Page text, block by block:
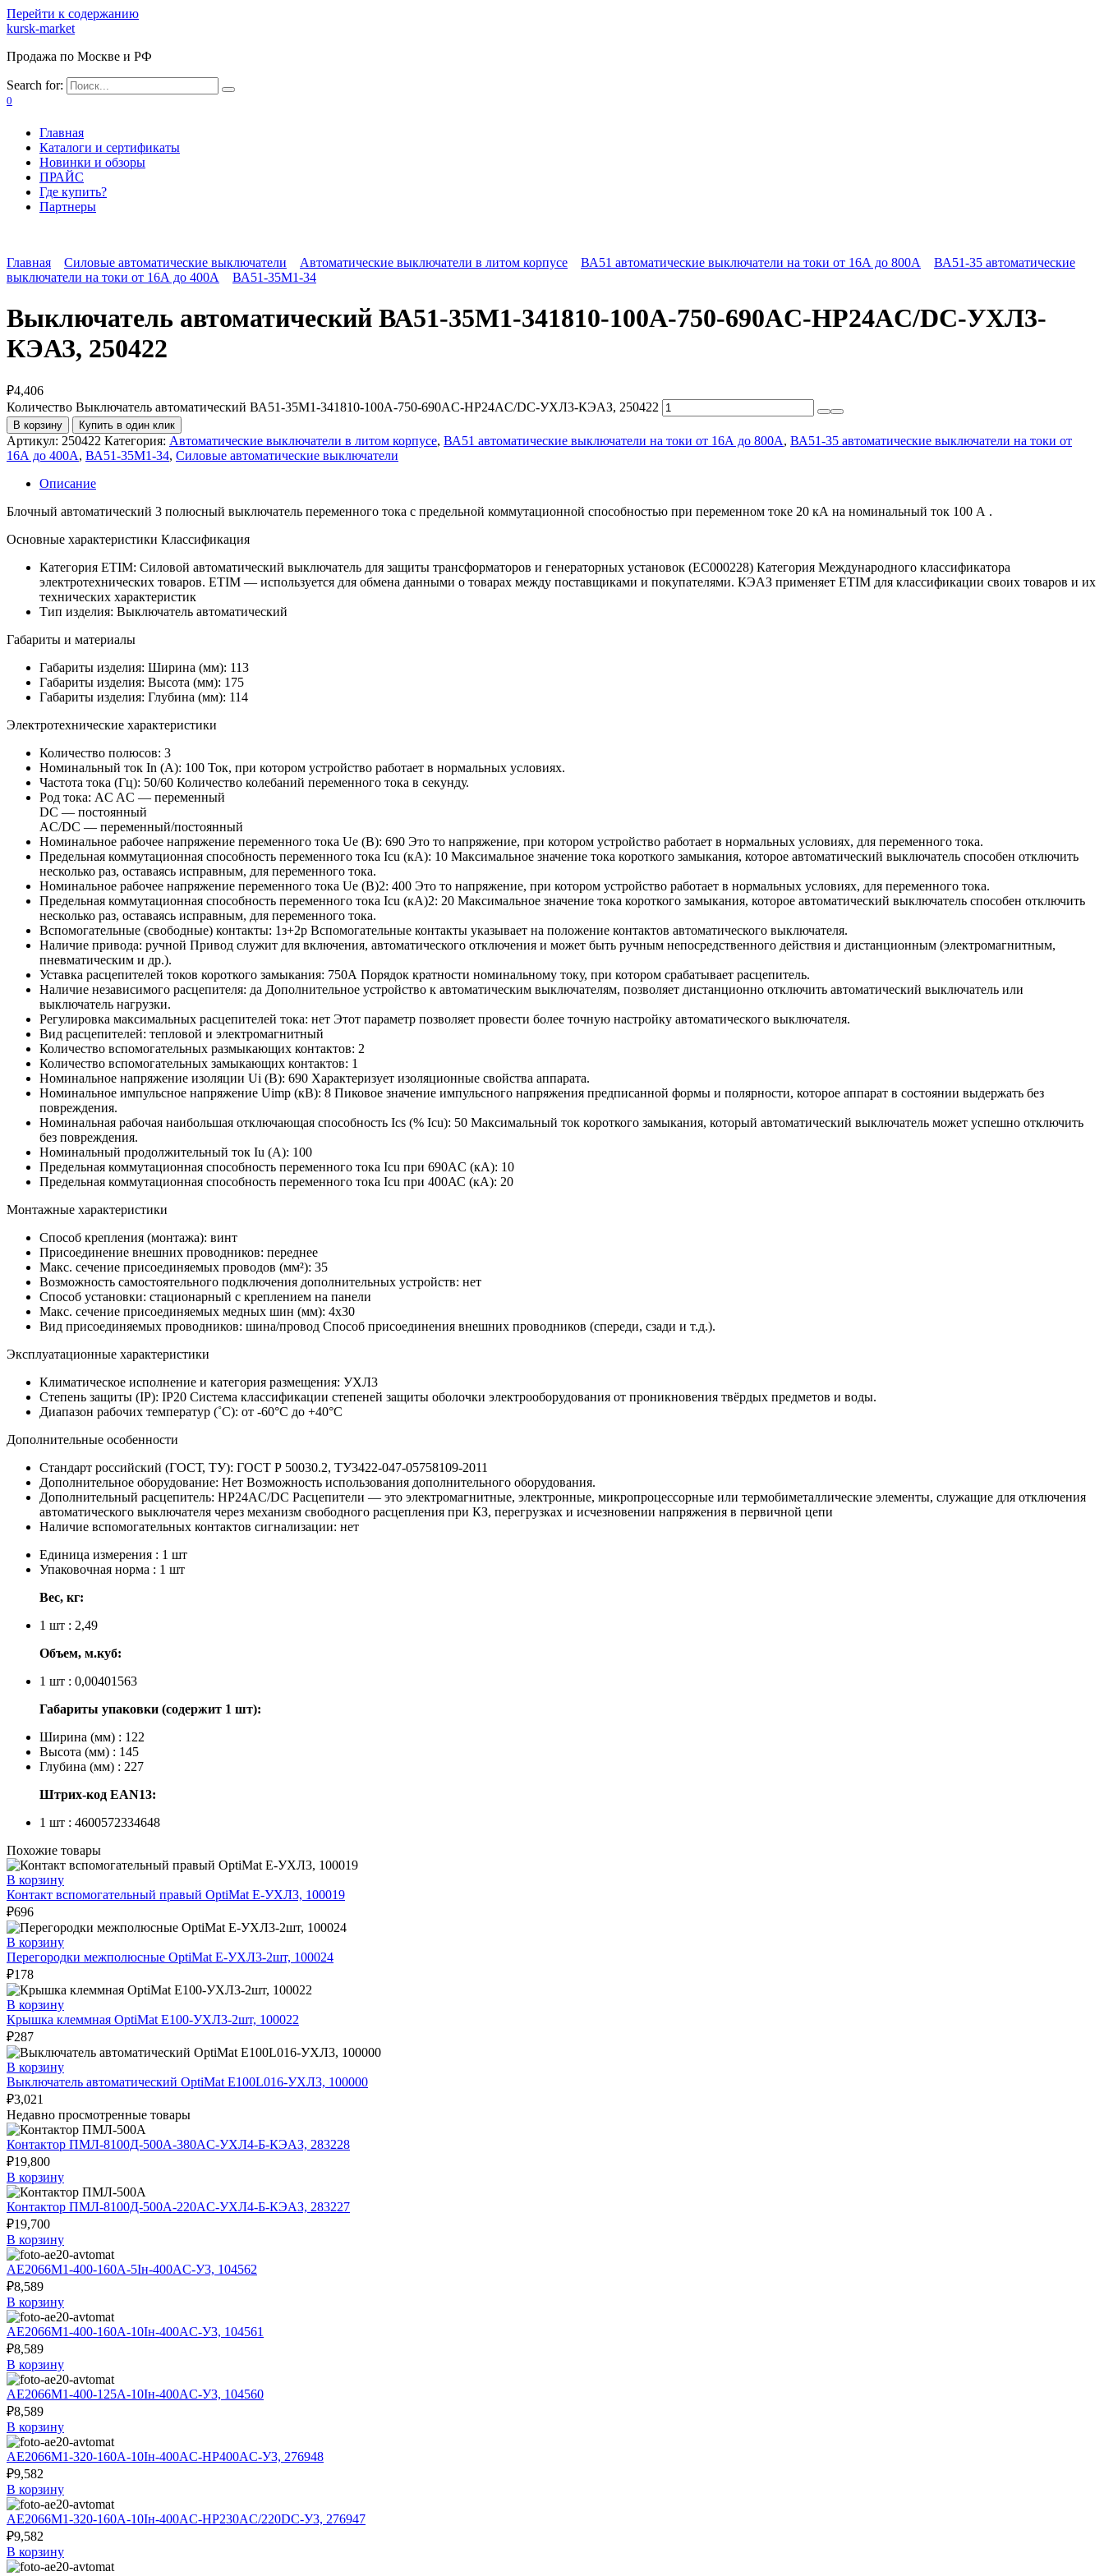
Перейти к содержанию
kursk-market
Продажа по Москве и РФ
Search for:
0
Главная
Каталоги и сертификаты
Новинки и обзоры
ПРАЙС
Где купить?
Партнеры
Главная Силовые автоматические выключатели Автоматические выключатели в литом корпусе ВА51 автоматические выключатели на токи от 16А до 800А
ВА51-35 автоматические
выключатели на токи от 16А до 400А
ВА51-35М1-34
Выключатель автоматический ВА51-35М1-341810-100А-750-690AC-НР24AC/DC-УХЛ3-
КЭАЗ, 250422
₽4,406
Количество Выключатель автоматический ВА51-35М1-341810-100А-750-690AC-НР24AC/DC-УХЛ3-КЭАЗ, 250422
В корзину Купить в один клик
Артикул: 250422 Категория: Автоматические выключатели в литом корпусе, ВА51 автоматические выключатели на токи от 16А до 800А, ВА51-35 автоматические выключатели на токи от
16А до 400А, ВА51-35М1-34, Силовые автоматические выключатели
Описание
Блочный автоматический 3 полюсный выключатель переменного тока с предельной коммутационной способностью при переменном токе 20 кА на номинальный ток 100 А .
Основные характеристики Классификация
Категория ETIM: Силовой автоматический выключатель для защиты трансформаторов и генераторных установок (EC000228) Категория Международного классификатора
электротехнических товаров. ETIM — используется для обмена данными о товарах между поставщиками и покупателями. КЭАЗ применяет ETIM для классификации своих товаров и их
технических характеристик
Тип изделия: Выключатель автоматический
Габариты и материалы
Габариты изделия: Ширина (мм): 113
Габариты изделия: Высота (мм): 175
Габариты изделия: Глубина (мм): 114
Электротехнические характеристики
Количество полюсов: 3
Номинальный ток In (А): 100 Ток, при котором устройство работает в нормальных условиях.
Частота тока (Гц): 50/60 Количество колебаний переменного тока в секунду.
Род тока: AC AC — переменный
DC — постоянный
AC/DC — переменный/постоянный
Номинальное рабочее напряжение переменного тока Ue (В): 690 Это то напряжение, при котором устройство работает в нормальных условиях, для переменного тока.
Предельная коммутационная способность переменного тока Icu (кА): 10 Максимальное значение тока короткого замыкания, которое автоматический выключатель способен отключить
несколько раз, оставаясь исправным, для переменного тока.
Номинальное рабочее напряжение переменного тока Ue (В)2: 400 Это то напряжение, при котором устройство работает в нормальных условиях, для переменного тока.
Предельная коммутационная способность переменного тока Icu (кА)2: 20 Максимальное значение тока короткого замыкания, которое автоматический выключатель способен отключить
несколько раз, оставаясь исправным, для переменного тока.
Вспомогательные (свободные) контакты: 1з+2р Вспомогательные контакты указывает на положение контактов автоматического выключателя.
Наличие привода: ручной Привод служит для включения, автоматического отключения и может быть ручным непосредственного действия и дистанционным (электромагнитным,
пневматическим и др.).
Уставка расцепителей токов короткого замыкания: 750А Порядок кратности номинальному току, при котором срабатывает расцепитель.
Наличие независимого расцепителя: да Дополнительное устройство к автоматическим выключателям, позволяет дистанционно отключить автоматический выключатель или
выключатель нагрузки.
Регулировка максимальных расцепителей тока: нет Этот параметр позволяет провести более точную настройку автоматического выключателя.
Вид расцепителей: тепловой и электромагнитный
Количество вспомогательных размыкающих контактов: 2
Количество вспомогательных замыкающих контактов: 1
Номинальное напряжение изоляции Ui (В): 690 Характеризует изоляционные свойства аппарата.
Номинальное импульсное напряжение Uimp (кВ): 8 Пиковое значение импульсного напряжения предписанной формы и полярности, которое аппарат в состоянии выдержать без
повреждения.
Номинальная рабочая наибольшая отключающая способность Ics (% Icu): 50 Максимальный ток короткого замыкания, который автоматический выключатель может успешно отключить
без повреждения.
Номинальный продолжительный ток Iu (А): 100
Предельная коммутационная способность переменного тока Icu при 690AC (кА): 10
Предельная коммутационная способность переменного тока Icu при 400АС (кА): 20
Монтажные характеристики
Способ крепления (монтажа): винт
Присоединение внешних проводников: переднее
Макс. сечение присоединяемых проводов (мм²): 35
Возможность самостоятельного подключения дополнительных устройств: нет
Способ установки: стационарный с креплением на панели
Макс. сечение присоединяемых медных шин (мм): 4х30
Вид присоединяемых проводников: шина/провод Способ присоединения внешних проводников (спереди, сзади и т.д.).
Эксплуатационные характеристики
Климатическое исполнение и категория размещения: УХЛ3
Степень защиты (IP): IP20 Система классификации степеней защиты оболочки электрооборудования от проникновения твёрдых предметов и воды.
Диапазон рабочих температур (˚С): от -60°С до +40°С
Дополнительные особенности
Стандарт российский (ГОСТ, ТУ): ГОСТ Р 50030.2, ТУ3422-047-05758109-2011
Дополнительное оборудование: Нет Возможность использования дополнительного оборудования.
Дополнительный расцепитель: НР24AC/DC Расцепители — это электромагнитные, электронные, микропроцессорные или термобиметаллические элементы, служащие для отключения
автоматического выключателя через механизм свободного расцепления при КЗ, перегрузках и исчезновении напряжения в первичной цепи
Наличие вспомогательных контактов сигнализации: нет
Единица измерения : 1 шт
Упаковочная норма : 1 шт
Вес, кг:
1 шт : 2,49
Объем, м.куб:
1 шт : 0,00401563
Габариты упаковки (содержит 1 шт):
Ширина (мм) : 122
Высота (мм) : 145
Глубина (мм) : 227
Штрих-код EAN13:
1 шт : 4600572334648
Похожие товары
В корзину
Контакт вспомогательный правый OptiMat E-УХЛ3, 100019
₽696
В корзину
Перегородки межполюсные OptiMat E-УХЛ3-2шт, 100024
₽178
В корзину
Крышка клеммная OptiMat E100-УХЛ3-2шт, 100022
₽287
В корзину
Выключатель автоматический OptiMat E100L016-УХЛ3, 100000
₽3,021
Недавно просмотренные товары
Контактор ПМЛ-8100Д-500А-380AC-УХЛ4-Б-КЭАЗ, 283228
₽19,800
В корзину
Контактор ПМЛ-8100Д-500А-220AC-УХЛ4-Б-КЭАЗ, 283227
₽19,700
В корзину
АЕ2066М1-400-160А-5Iн-400AC-У3, 104562
₽8,589
В корзину
АЕ2066М1-400-160А-10Iн-400AC-У3, 104561
₽8,589
В корзину
АЕ2066М1-400-125А-10Iн-400AC-У3, 104560
₽8,589
В корзину
АЕ2066М1-320-160А-10Iн-400AC-НР400AC-У3, 276948
₽9,582
В корзину
АЕ2066М1-320-160А-10Iн-400AC-НР230AC/220DC-У3, 276947
₽9,582
В корзину